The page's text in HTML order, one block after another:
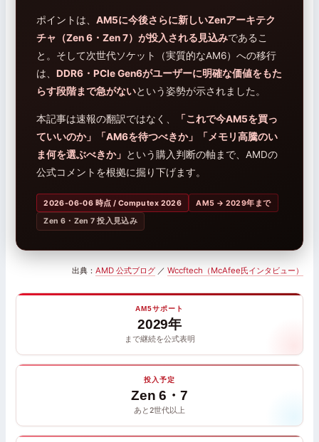
ポイントは、AM5に今後さらに新しいZenアーキテク
チャ（Zen 6・Zen 7）が投入される見込みであるこ
と。そして次世代ソケット（実質的なAM6）への移行
は、DDR6・PCIe Gen6がユーザーに明確な価値をもた
らす段階まで急がないという姿勢が示されました。
本記事は速報の翻訳ではなく、
「これで今AM5を買っ
ていいのか」「AM6を待つべきか」「メモリ高騰のい
ま何を選ぶべきか」 という購入判断の軸まで、AMDの
公式コメントを根拠に掘り下げます。
2026-06-06 時点 / Computex 2026
AM5 → 2029年まで
Zen 6・Zen 7 投入見込み
出典： AMD 公式ブログ／ Wccftech（McAfee氏インタビュー）
AM5サポート
2029年
まで継続を公式表明
投入予定
Zen 6・7
あと2世代以上